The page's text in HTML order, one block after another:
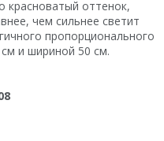
красноватый оттенок,
чем сильнее светит
пропорционального
и шириной 50 см.